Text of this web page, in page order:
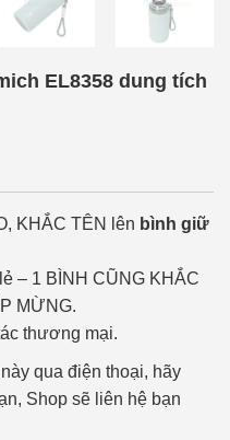
EL8358 dung tích
KHẮC TÊN lên bình giữ
– 1 BÌNH CŨNG KHẮC
MỪNG.
thương mại.
qua điện thoại, hãy
Shop sẽ liên hệ bạn